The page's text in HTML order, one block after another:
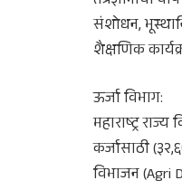
संशोधन,
शैक्षणिक
ऊर्जा विभाग:
महाराष्ट्र
कर्जासाठी
विभाजन (Agri